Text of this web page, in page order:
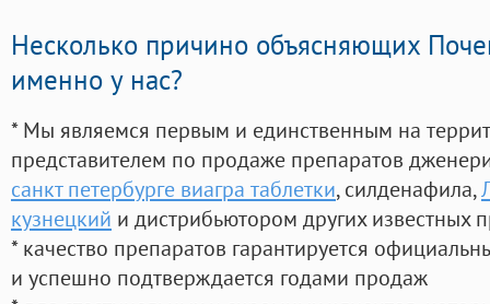
Несколько причино объясняющих
именно у нас?
* Мы являемся первым и единственным на
представителем по продаже препаратов
санкт петербурге виагра таблетки, силденафила,
кузнецкий и дистрибьютором других известных
* качество препаратов гарантируется
и успешно подтверждается годами продаж